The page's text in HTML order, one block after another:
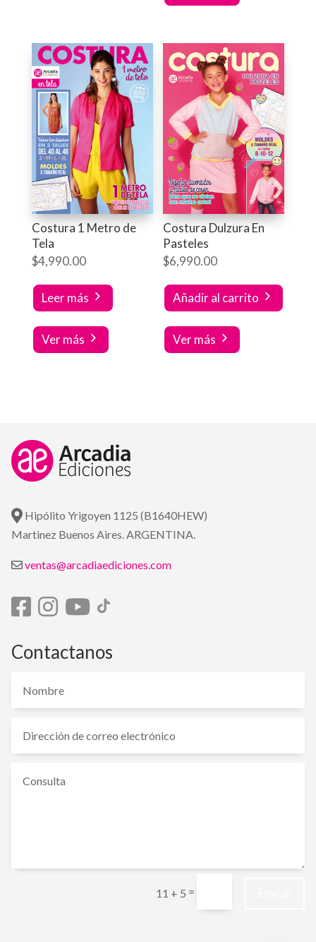
Costura 1 Metro de
Tela
$4,990.00
Leer más
Ver más
Costura Dulzura En
Pasteles
$6,990.00
Añadir al carrito
Ver más
Hipólito Yrigoyen 1125 (B1640HEW)
Martinez Buenos Aires. ARGENTINA.
ventas@arcadiaediciones.com
Contactanos
11 + 5 =